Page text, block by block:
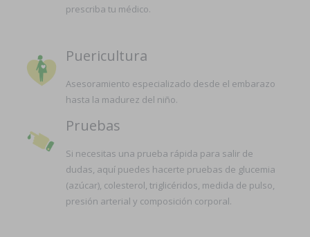
prescriba tu médico.
Puericultura
Asesoramiento especializado desde el embarazo
hasta la madurez del niño.
Pruebas
Si necesitas una prueba rápida para salir de
dudas, aquí puedes hacerte pruebas de glucemia
(azúcar), colesterol, triglicéridos, medida de pulso,
presión arterial y composición corporal.